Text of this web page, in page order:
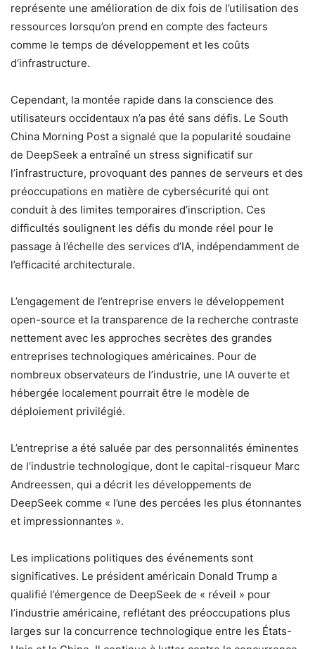
représente une amélioration de dix fois de l’utilisation des
ressources lorsqu’on prend en compte des facteurs
comme le temps de développement et les coûts
d’infrastructure.
Cependant, la montée rapide dans la conscience des
utilisateurs occidentaux n’a pas été sans défis. Le South
China Morning Post a signalé que la popularité soudaine
de DeepSeek a entraîné un stress significatif sur
l’infrastructure, provoquant des pannes de serveurs et des
préoccupations en matière de cybersécurité qui ont
conduit à des limites temporaires d’inscription. Ces
difficultés soulignent les défis du monde réel pour le
passage à l’échelle des services d’IA, indépendamment de
l’efficacité architecturale.
L’engagement de l’entreprise envers le développement
open-source et la transparence de la recherche contraste
nettement avec les approches secrètes des grandes
entreprises technologiques américaines. Pour de
nombreux observateurs de l’industrie, une IA ouverte et
hébergée localement pourrait être le modèle de
déploiement privilégié.
L’entreprise a été saluée par des personnalités éminentes
de l’industrie technologique, dont le capital-risqueur Marc
Andreessen, qui a décrit les développements de
DeepSeek comme « l’une des percées les plus étonnantes
et impressionnantes ».
Les implications politiques des événements sont
significatives. Le président américain Donald Trump a
qualifié l’émergence de DeepSeek de « réveil » pour
l’industrie américaine, reflétant des préoccupations plus
larges sur la concurrence technologique entre les États-